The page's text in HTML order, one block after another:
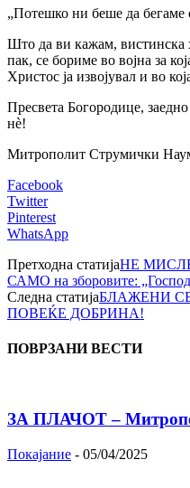
„Потешко ни беше да бегаме
Што да ви кажам, вистинска
пак, се бориме во војна за
Христос ја извојувал и во
Пресвета Богородице,
нѐ!
Митрополит Струмички
Facebook
Twitter
Pinterest
WhatsApp
Претходна статијаHЕ
САМО на зборовите:
Следна статијаБЛАЖЕНИ
ПОВЕЌЕ ДОБРИНА!
ПОВРЗАНИ ВЕСТИ
ЗА ПЛАЧОТ –
Покајание - 05/04/2025